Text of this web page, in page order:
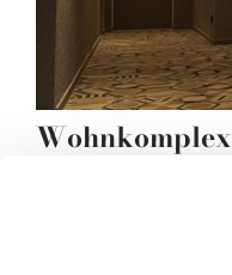
Wohnkomplex